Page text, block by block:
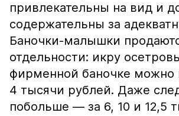
привлекательны на вид и
содержательны за
Баночки-малышки
отдельности: икру
фирменной баночке можно
4 тысячи рублей. Даже
побольше — за 6, 10 и 12,5